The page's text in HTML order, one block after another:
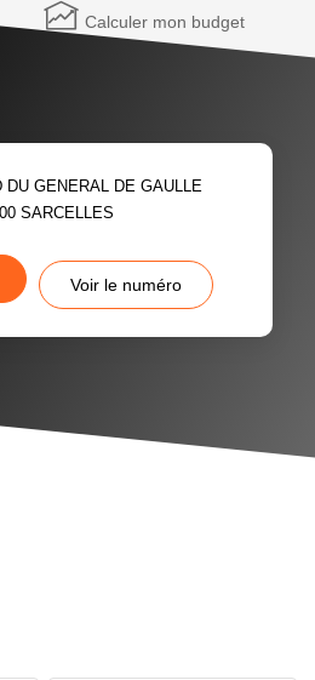
Calculer mon budget
DU GENERAL DE GAULLE
SARCELLES
Voir le numéro